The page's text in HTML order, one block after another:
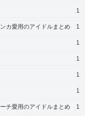
1
カ愛用のアイドルまとめ 1
1
1
1
1
チ愛用のアイドルまとめ 1